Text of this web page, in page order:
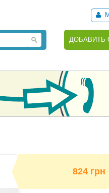
ДОБАВИТЬ
824 грн